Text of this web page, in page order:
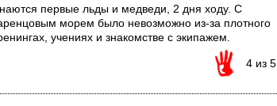
первые льды и медведи, 2 дня ходу. С
морем было невозможно из-за плотного
учениях и знакомстве с экипажем.
4 из 5